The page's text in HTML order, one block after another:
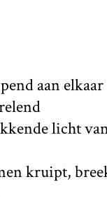
aan elkaar
licht
kruipt,